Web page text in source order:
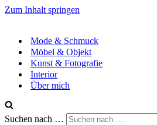
Zum Inhalt springen
Mode & Schmuck
Möbel & Objekt
Kunst & Fotografie
Interior
Über mich
Suchen nach …